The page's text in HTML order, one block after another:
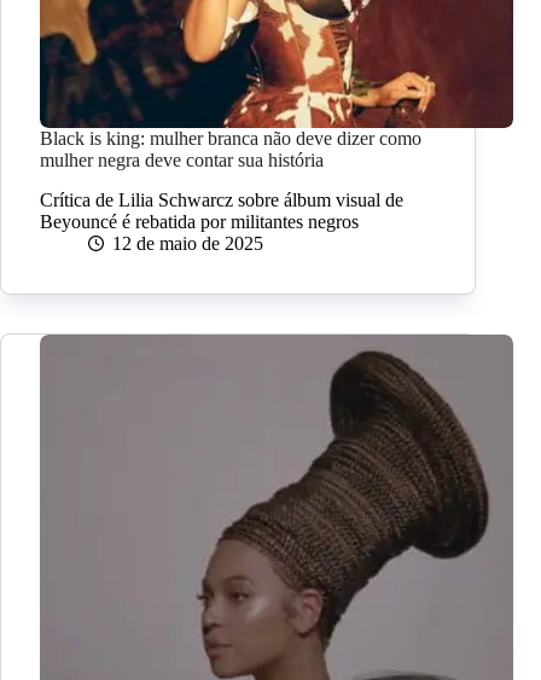
Black is king: mulher branca não deve dizer como
mulher negra deve contar sua história
Crítica de Lilia Schwarcz sobre álbum visual de
Beyouncé é rebatida por militantes negros
12 de maio de 2025